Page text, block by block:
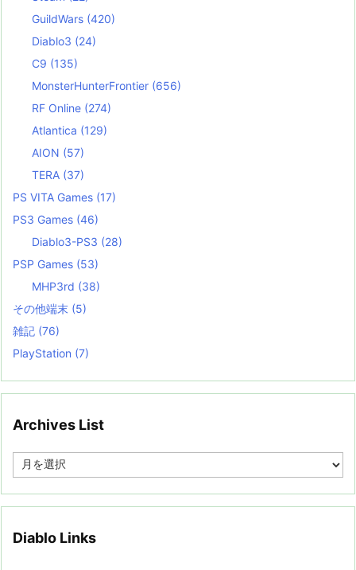
GuildWars (420)
Diablo3 (24)
C9 (135)
MonsterHunterFrontier (656)
RF Online (274)
Atlantica (129)
AION (57)
TERA (37)
PS VITA Games (17)
PS3 Games (46)
Diablo3-PS3 (28)
PSP Games (53)
MHP3rd (38)
その他端末 (5)
雑記 (76)
PlayStation (7)
Archives List
e
Diablo Links